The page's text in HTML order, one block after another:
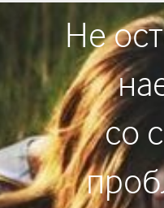
Не
со